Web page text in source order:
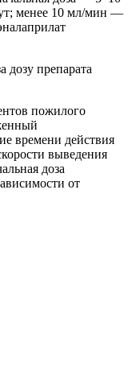
менее 10 мл/мин —
дозу препарата
пожилого
времени действия
выведения
доза
от